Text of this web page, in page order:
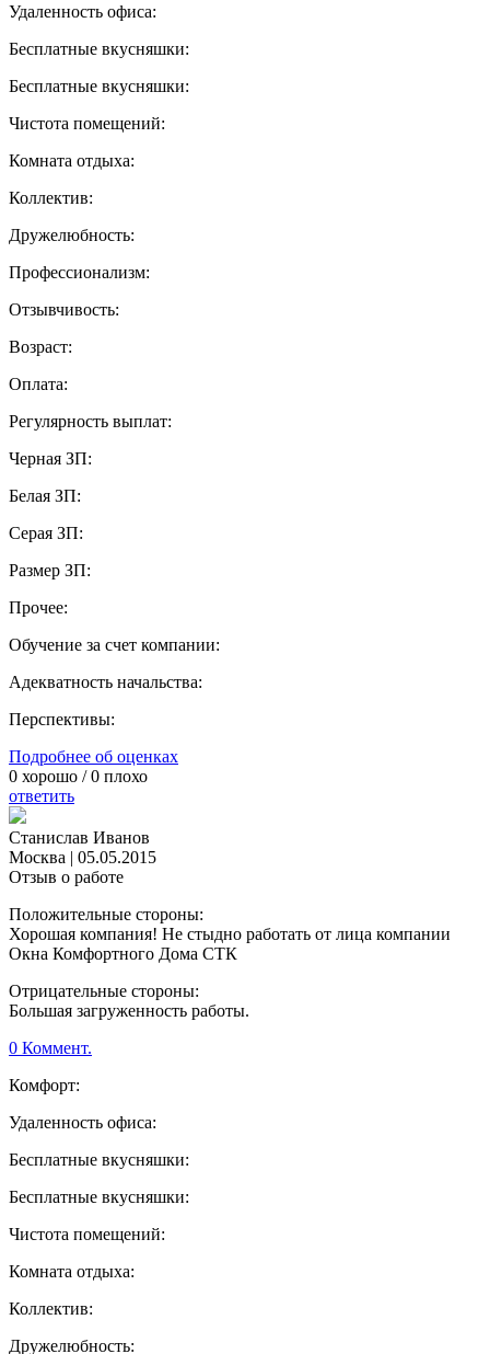
Удаленность офиса:
Бесплатные вкусняшки:
Бесплатные вкусняшки:
Чистота помещений:
Комната отдыха:
Коллектив:
Дружелюбность:
Профессионализм:
Отзывчивость:
Возраст:
Оплата:
Регулярность выплат:
Черная ЗП:
Белая ЗП:
Серая ЗП:
Размер ЗП:
Прочее:
Обучение за счет компании:
Адекватность начальства:
Перспективы:
Подробнее об оценках
0 хорошо /0 плохо
ответить
Станислав Иванов
Москва | 05.05.2015
Отзыв о работе
Положительные стороны:
Хорошая компания! Не стыдно работать от лица компании
Окна Комфортного Дома СТК
Отрицательные стороны:
Большая загруженность работы.
0 Коммент.
Комфорт:
Удаленность офиса:
Бесплатные вкусняшки:
Бесплатные вкусняшки:
Чистота помещений:
Комната отдыха:
Коллектив:
Дружелюбность: